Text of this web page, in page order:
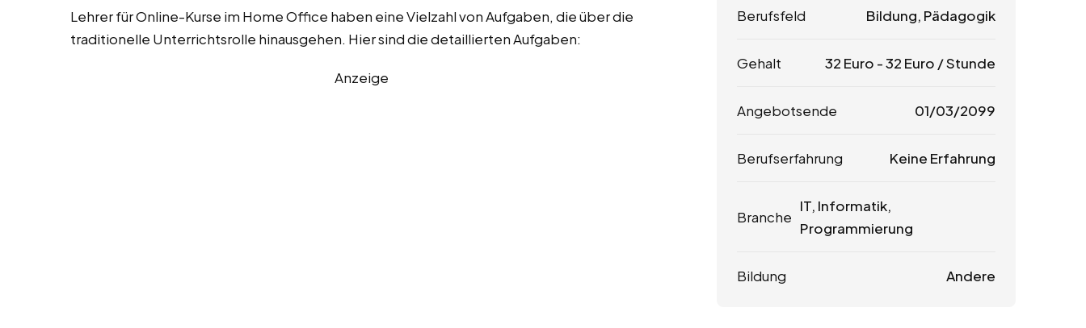
Lehrer für Online-Kurse im Home Office haben eine Vielzahl von Aufgaben, die über die
traditionelle Unterrichtsrolle hinausgehen. Hier sind die detaillierten Aufgaben:
Anzeige
Berufsfeld Bildung, Pädagogik
Gehalt 32 Euro -32 Euro / Stunde
Angebotsende 01/03/2099
Berufserfahrung Keine Erfahrung
Branche
IT, Informatik,
Programmierung
Bildung Andere